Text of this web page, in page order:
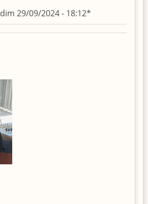
dim 29/09/2024 - 18:12*